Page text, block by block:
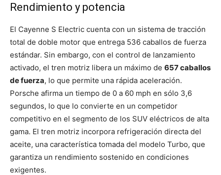
Rendimiento y potencia
El Cayenne S Electric cuenta con un sistema de tracción
total de doble motor que entrega 536 caballos de fuerza
estándar. Sin embargo, con el control de lanzamiento
activado, el tren motriz libera un máximo de 657 caballos
de fuerza, lo que permite una rápida aceleración.
Porsche afirma un tiempo de 0 a 60 mph en sólo 3,6
segundos, lo que lo convierte en un competidor
competitivo en el segmento de los SUV eléctricos de alta
gama. El tren motriz incorpora refrigeración directa del
aceite, una característica tomada del modelo Turbo, que
garantiza un rendimiento sostenido en condiciones
exigentes.